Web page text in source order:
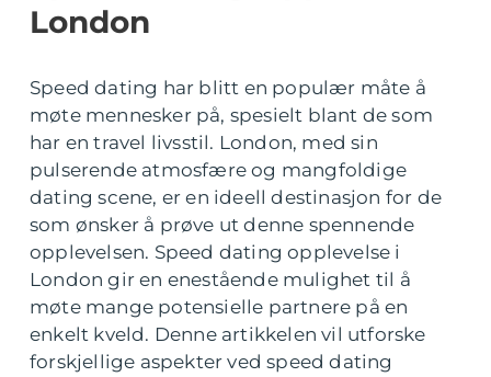
London
Speed dating har blitt en populær måte å
møte mennesker på, spesielt blant de som
har en travel livsstil. London, med sin
pulserende atmosfære og mangfoldige
dating scene, er en ideell destinasjon for de
som ønsker å prøve ut denne spennende
opplevelsen. Speed dating opplevelse i
London gir en enestående mulighet til å
møte mange potensielle partnere på en
enkelt kveld. Denne artikkelen vil utforske
forskjellige aspekter ved speed dating